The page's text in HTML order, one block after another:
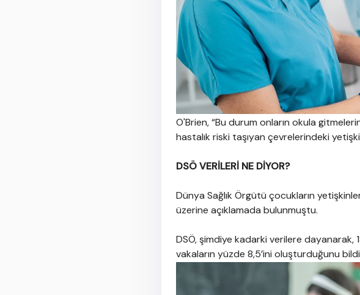
O'Brien, “Bu durum onların okula
hastalık riski taşıyan çevrelerindeki
DSÖ VERİLERİ NE DİYOR?
Dünya Sağlık Örgütü çocukların
üzerine açıklamada bulunmuştu.
DSÖ, şimdiye kadarki verilere dayanarak,
vakaların yüzde 8,5’ini oluşturduğunu